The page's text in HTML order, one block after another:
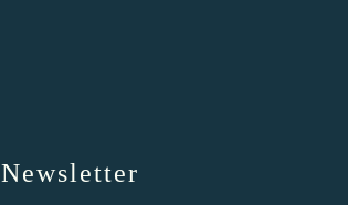
Newsletter